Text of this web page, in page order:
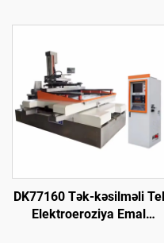
DK77160 Tək-kəsilməli Tel
Elektroeroziya Emal